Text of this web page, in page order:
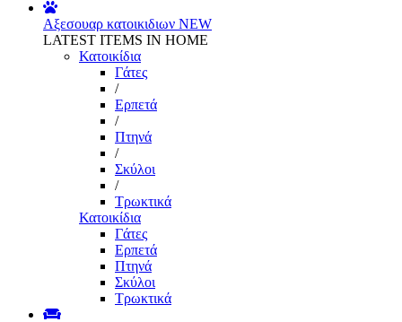
Αξεσουαρ κατοικιδιων NEW
LATEST ITEMS IN HOME
Κατοικίδια
Γάτες
/
Ερπετά
/
Πτηνά
/
Σκύλοι
/
Τρωκτικά
Κατοικίδια
Γάτες
Ερπετά
Πτηνά
Σκύλοι
Τρωκτικά